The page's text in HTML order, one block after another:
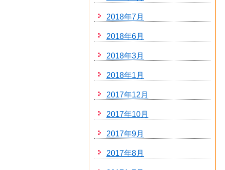
2018年7月
2018年6月
2018年3月
2018年1月
2017年12月
2017年10月
2017年9月
2017年8月